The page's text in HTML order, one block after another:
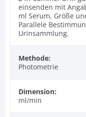
einsenden mit
ml Serum, Größe
Parallele
Urinsammlung.
Methode:
Photometrie
Dimension:
ml/min